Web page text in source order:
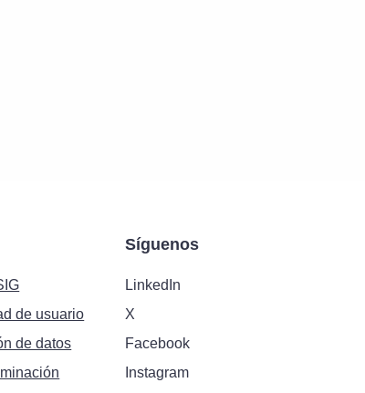
de usuario
de datos
Síguenos
LinkedIn
X
Facebook
Instagram